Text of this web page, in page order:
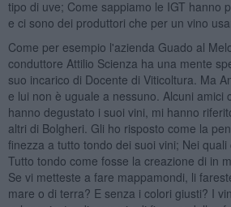
tipo di uve; Come sappiamo le IGT hanno
e ci sono dei produttori che per un vino
Come per esempio l'azienda Guado al
conduttore Attilio Scienza ha una mente
suo incarico di Docente di Viticoltura. Ma
e lui non è uguale a nessuno. Alcuni amici
hanno degustato i suoi vini, mi hanno
altri di Bolgheri. Gli ho risposto come la
finezza a tutto tondo dei suoi vini; Nei quali
Tutto tondo come fosse la creazione di in
Se vi metteste a fare mappamondi, li
mare o di terra? E senza i colori giusti? I